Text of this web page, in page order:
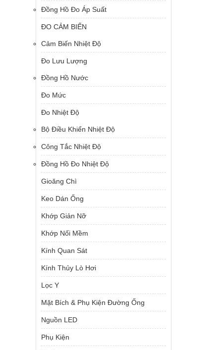
Đồng Hồ Đo Áp Suất
ĐO CẢM BIẾN
Cảm Biến Nhiệt Độ
Đo Lưu Lượng
Đồng Hồ Nước
Đo Mức
Đo Nhiệt Độ
Bộ Điều Khiển Nhiệt Độ
Công Tắc Nhiệt Độ
Đồng Hồ Đo Nhiệt Độ
Gioăng Chì
Keo Dán Ống
Khớp Giản Nỡ
Khớp Nối Mềm
Kính Quan Sát
Kính Thủy Lò Hơi
Lọc Y
Mặt Bích & Phụ Kiện Đường Ống
Nguồn LED
Phụ Kiện